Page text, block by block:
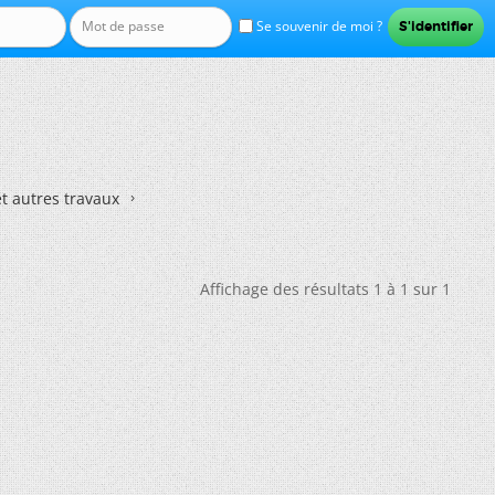
Se souvenir de moi ?
autres travaux
Affichage des résultats 1 à 1 sur 1